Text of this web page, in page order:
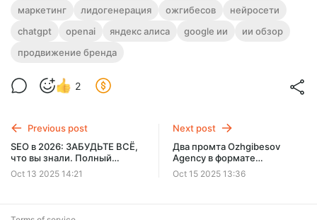
маркетинг лидогенерация ожгибесов
нейросети
chatgpt
openai яндекс алиса google ии
ии обзор
продвижение бренда
2
Previous post
SEO в 2026: ЗАБУДЬТЕ ВСЁ,
что вы знали. Полный
разбор новой аналитики.
Oct 13 2025 14:21
Next post
Два промта Ozhgibesov
Agency в формате
Markdown: Изучение
Telegram—каналов →
Oct 15 2025 13:36